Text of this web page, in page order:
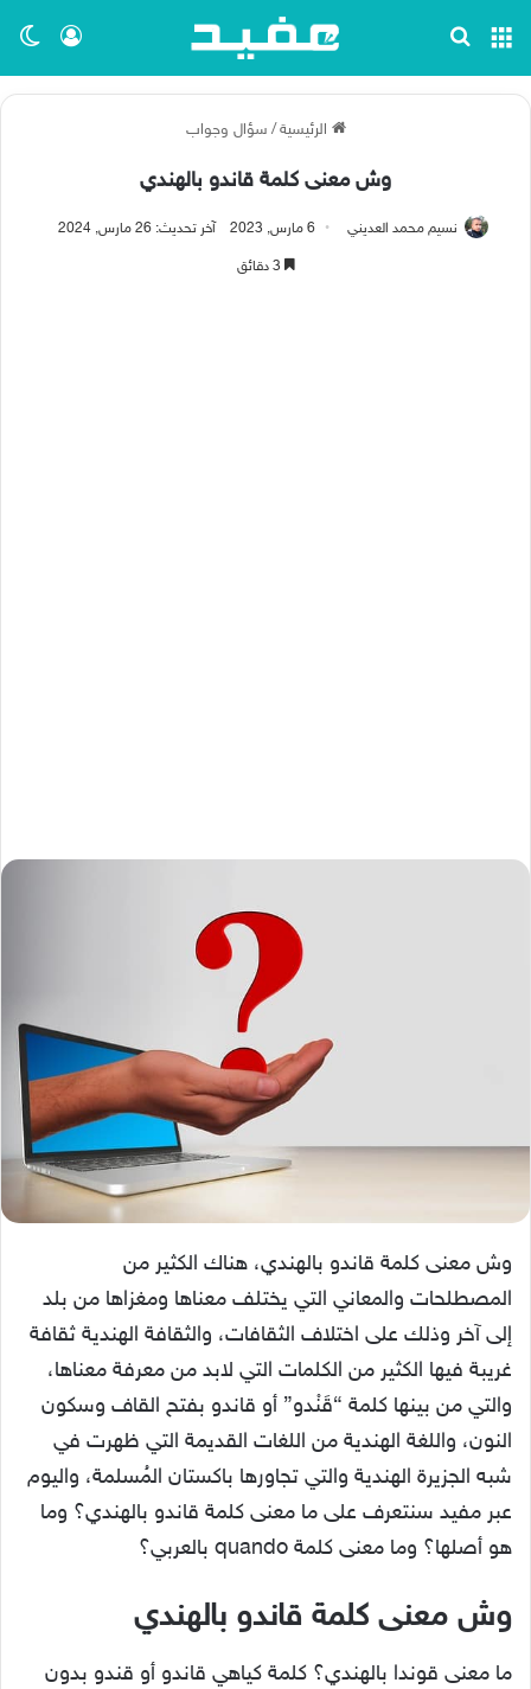
تسجيل القائمة
الرئيسية / سؤال وجواب
وش معنى كلمة قاندو بالهندي
نسيم محمد العديني 6 مارس, 2023 آخر تحديث: 26 مارس, 2024
وش معنى كلمة قاندو بالهندي، هناك الكثير من
المصطلحات والمعاني التي يختلف معناها ومغزاها من بلد
إلى آخر وذلك على اختلاف الثقافات، والثقافة الهندية ثقافة
غريبة فيها الكثير من الكلمات التي لابد من معرفة معناها،
والتي من بينها كلمة “قَنْدو” أو قاندو بفتح القاف وسكون
النون، واللغة الهندية من اللغات القديمة التي ظهرت في
شبه الجزيرة الهندية والتي تجاورها باكستان المُسلمة، واليوم
عبر مفيد سنتعرف على ما معنى كلمة قاندو بالهندي؟ وما
هو أصلها؟ وما معنى كلمة quando بالعربي؟
وش معنى كلمة قاندو بالهندي
ما معنى قوندا بالهندي؟ كلمة كياهي قاندو أو قندو بدون